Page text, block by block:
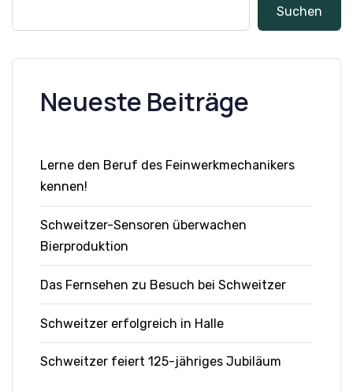
Suchen
Neueste Beiträge
Lerne den Beruf des Feinwerkmechanikers
kennen!
Schweitzer-Sensoren überwachen
Bierproduktion
Das Fernsehen zu Besuch bei Schweitzer
Schweitzer erfolgreich in Halle
Schweitzer feiert 125-jähriges Jubiläum